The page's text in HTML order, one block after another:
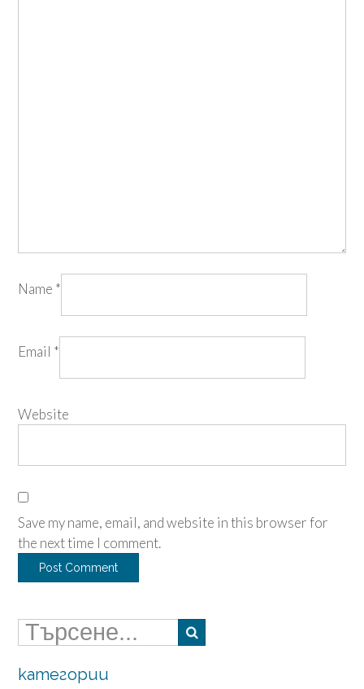
Name *
Email *
Website
Save my name, email, and website in this browser for
the next time I comment.
категории